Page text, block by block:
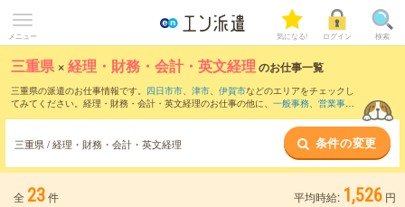
メニュー 気になる! ログイン 検索
三重県 ×経理・財務・会計・英文経理 のお仕事一覧
三重県の派遣のお仕事情報です。 四日市市、 津市、 伊賀市などのエリアをチェックし
てみてください。経理・財務・会計・英文経理のお仕事の他に、 一般事務、 営業事務
などのこだわり条件で絞り込んでいただけます。職種辞典：経理・財務・
会計・英文経理のお仕事とは？とは？
三重県 / 経理・財務・会計・英文経理 条件の変更
全 23件 平均時給: 1,526 円